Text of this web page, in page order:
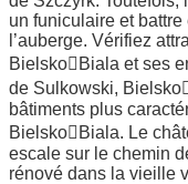
un funiculaire et
l’auberge. Vérifiez
BielskoBiala et ses
de Sulkowski,
bâtiments plus
BielskoBiala. Le
escale sur le chemin
rénové dans la vieille